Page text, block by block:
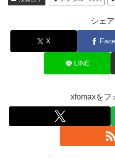
シェ
X
LINE
xfomaxをフ